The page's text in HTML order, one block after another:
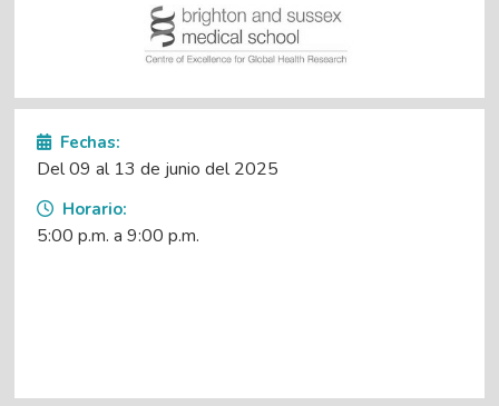
Fechas:
Del 09 al 13 de junio del 2025
Horario:
5:00 p.m. a 9:00 p.m.